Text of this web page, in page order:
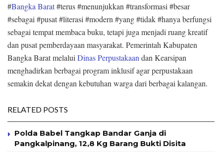
#Bangka Barat#terus #menunjukkan #transformasi #besar
#sebagai #pusat #literasi #modern #yang #tidak #hanya berfungsi
sebagai tempat membaca buku, tetapi juga menjadi ruang kreatif
dan pusat pemberdayaan masyarakat. Pemerintah Kabupaten
Bangka Barat melaluiDinas Perpustakaandan Kearsipan
menghadirkan berbagai program inklusif agar perpustakaan
semakin dekat dengan kebutuhan warga dari berbagai kalangan.
RELATED POSTS
Polda Babel Tangkap Bandar Ganja di
Pangkalpinang, 12,8 Kg Barang Bukti Disita